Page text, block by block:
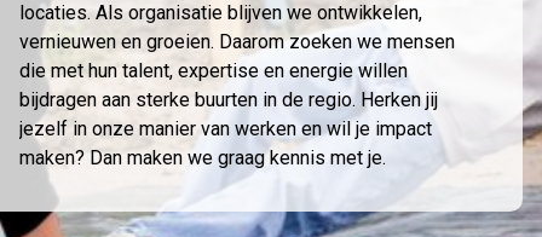
Mantelzorg
Verhuur
locaties. Als organisatie blijven we ontwikkelen,
vernieuwen en groeien. Daarom zoeken we mensen
die met hun talent, expertise en energie willen
bijdragen aan sterke buurten in de regio. Herken jij
jezelf in onze manier van werken en wil je impact
maken? Dan maken we graag kennis met je.